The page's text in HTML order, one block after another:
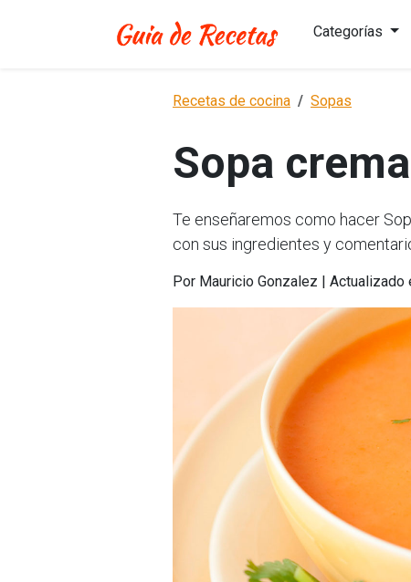
Categorías
Recetas de cocina Sopas
Sopa
Te enseñaremos como hacer
con sus ingredientes y
Por Mauricio Gonzalez |